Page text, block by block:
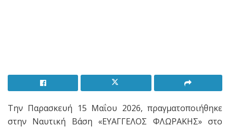
Την Παρασκευή 15 Μαΐου 2026, πραγματοποιήθηκε
στην Ναυτική Βάση «ΕΥΑΓΓΕΛΟΣ ΦΛΩΡΑΚΗΣ» στο